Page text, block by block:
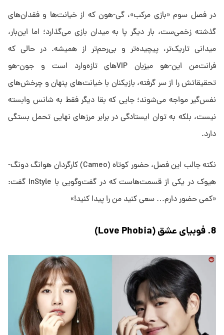
در فصل سوم «بازی مرکب»، گی-هون که از خیانت‌ها و فقدان‌های
گذشته زخمی‌ست، بار دیگر پا به میدان بازی می‌گذارد؛ اما این‌بار،
میدانی تاریک‌تر، پیچیده‌تر و بی‌رحم‌تر از همیشه. در حالی که
فرانت‌من این-هو میزبان VIP‌های تازه‌وارد است و جون-هو
تحقیقاتش را از سر گرفته، بازیکنان با خیانت‌های پنهان و چرخش‌های
نفس‌گیر مواجه می‌شوند؛ جایی که بقا دیگر فقط به شانس وابسته
نیست، بلکه به توان ایستادگی در برابر مرزهای نهایی تحمل بستگی
دارد.
نکته جالب این فصل، حضور کوتاه (Cameo) کارگردان هوانگ دونگ-
هیوک در یکی از قسمت‌هاست که در گفت‌وگویی با InStyle گفت:
«کمی حضور دارم… سعی کنید من را پیدا کنید!»
8. فوبیای عشق (Love Phobia)